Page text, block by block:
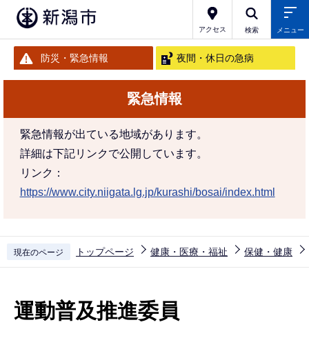
アクセス 検索 メニュー
防災・緊急情報 夜間・休日の急病
緊急情報
緊急情報が出ている地域があります。
詳細は下記リンクで公開しています。
リンク：
https://www.city.niigata.lg.jp/kurashi/bosai/index.html
現在のページ トップページ 健康・医療・福祉 保健・健康
運動普及推進委員